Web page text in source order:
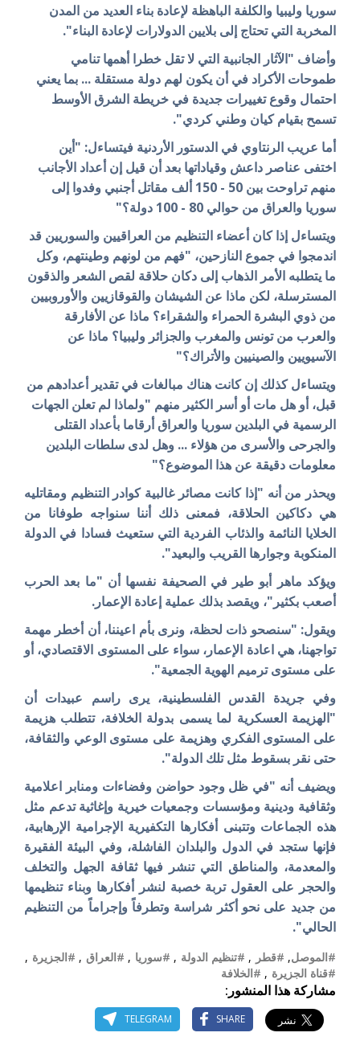
سوريا وليبيا والكلفة الباهظة لإعادة بناء العديد من المدن
المخربة التي تحتاج إلى بلايين الدولارات لإعادة البناء".
وأضاف "الآثار الجانبية التي لا تقل خطرا أهمها تنامي
طموحات الأكراد في أن يكون لهم دولة مستقلة ... بما يعني
احتمال وقوع تغييرات جديدة في خريطة الشرق الأوسط
تسمح بقيام كيان وطني كردي".
أما عريب الرنتاوي في الدستور الأردنية فيتساءل: "أين
اختفى عناصر داعش وقياداتها بعد أن قيل إن أعداد الأجانب
منهم تراوحت بين 50 - 150 ألف مقاتل أجنبي وفدوا إلى
سوريا والعراق من حوالي 80 - 100 دولة؟"
ويتساءل إذا كان أعضاء التنظيم من العراقيين والسوريين قد
اندمجوا في جموع النازحين، "فهم من لونهم وطينتهم، وكل
ما يتطلبه الأمر الذهاب إلى دكان حلاقة لقص الشعر والذقون
المسترسلة، لكن ماذا عن الشيشان والقوقازيين والأوروبيين
من ذوي البشرة الحمراء والشقراء؟ ماذا عن الأفارقة
والعرب من تونس والمغرب والجزائر وليبيا؟ ماذا عن
الآسيويين والصينيين والأتراك؟"
ويتساءل كذلك إن كانت هناك مبالغات في تقدير أعدادهم من
قبل، أو هل مات أو أسر الكثير منهم "ولماذا لم تعلن الجهات
الرسمية في البلدين سوريا والعراق أرقاما بأعداد القتلى
والجرحى والأسرى من هؤلاء ... وهل لدى سلطات البلدين
معلومات دقيقة عن هذا الموضوع؟"
ويحذر من أنه "إذا كانت مصائر غالبية كوادر التنظيم ومقاتليه
هي دكاكين الحلاقة، فمعنى ذلك أننا سنواجه طوفانا من
الخلايا النائمة والذئاب الفردية التي ستعيث فسادا في الدولة
المنكوبة وجوارها القريب والبعيد".
ويؤكد ماهر أبو طير في الصحيفة نفسها أن "ما بعد الحرب
أصعب بكثير"، ويقصد بذلك عملية إعادة الإعمار.
ويقول: "سنصحو ذات لحظة، ونرى بأم اعيننا، أن أخطر مهمة
تواجهنا، هي اعادة الإعمار، سواء على المستوى الاقتصادي، أو
على مستوى ترميم الهوية الجمعية".
وفي جريدة القدس الفلسطينية، يرى راسم عبيدات أن
"الهزيمة العسكرية لما يسمى بدولة الخلافة، تتطلب هزيمة
على المستوى الفكري وهزيمة على مستوى الوعي والثقافة،
حتى نقر بسقوط مثل تلك الدولة".
ويضيف أنه "في ظل وجود حواضن وفضاءات ومنابر اعلامية
وثقافية ودينية ومؤسسات وجمعيات خيرية وإغاثية تدعم مثل
هذه الجماعات وتتبنى أفكارها التكفيرية الإجرامية الإرهابية،
فإنها ستجد في الدول والبلدان الفاشلة، وفي البيئة الفقيرة
والمعدمة، والمناطق التي تنشر فيها ثقافة الجهل والتخلف
والحجر على العقول تربة خصبة لنشر أفكارها وبناء تنظيمها
من جديد على نحو أكثر شراسة وتطرفاً وإجراماً من التنظيم
الحالي".
#الموصل, #قطر , #تنظيم الدولة , #سوريا , #العراق , #الجزيرة ,
#قناة الجزيرة , #الخلافة
مشاركة هذا المنشور:
SHARE
TELEGRAM